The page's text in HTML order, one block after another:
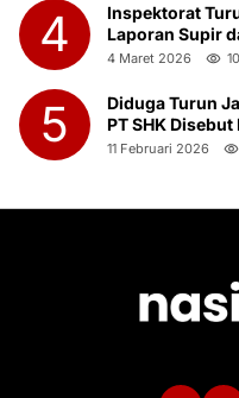
4
Inspektorat
Laporan Supir
Botot Saat Jam
4 Maret 2026
5
Diduga Turun
PT SHK
11 Februari 2026